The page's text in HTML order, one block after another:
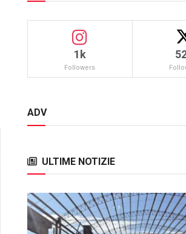
1k
Followers
ADV
ULTIME NOTIZIE